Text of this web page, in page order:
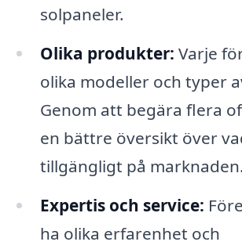
solpaneler.
Olika produkter: Varje
olika modeller och typer
Genom att begära flera
en bättre översikt över
tillgängligt på marknaden.
Expertis och service:
ha olika erfarenhet och